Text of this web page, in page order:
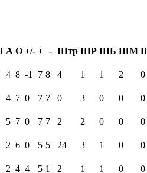
А О +/- + - Штр ШР ШБ ШМ
4 8 -1 7 8 4 1 1 2
0
4 7 0 7 7 0 3 0 0
0
5 7 0 7 7 2 2 0 0
0
2 6 0 5 5 24 3 1 0
0
2 4 4 5 1 2 1 1 0 0